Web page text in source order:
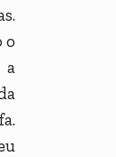
o
a